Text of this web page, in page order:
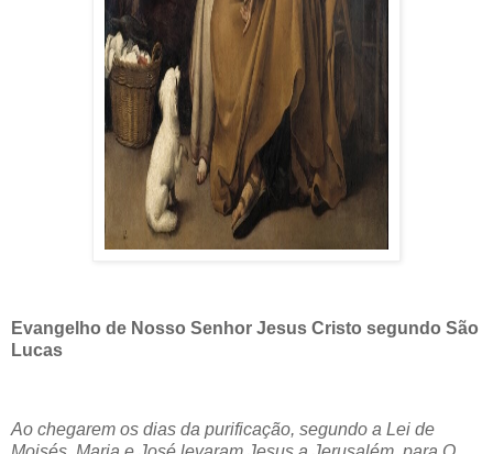
Evangelho de Nosso Senhor Jesus Cristo segundo São
Lucas
Ao chegarem os dias da purificação, segundo a Lei de